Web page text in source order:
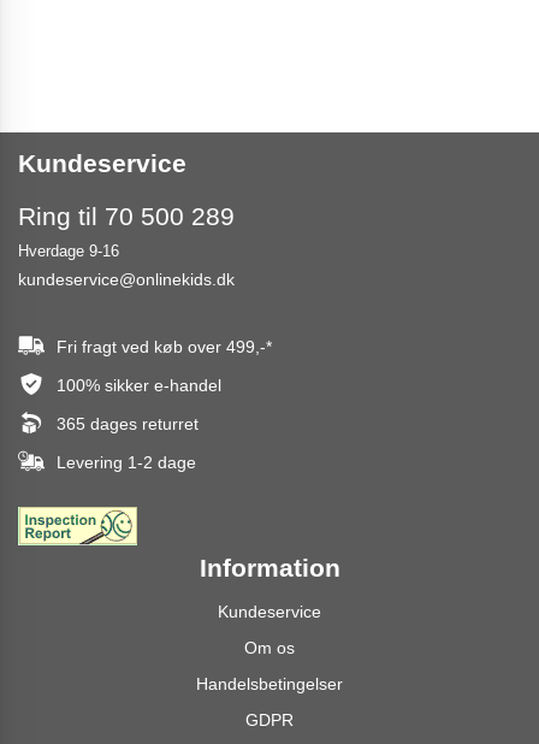
Kundeservice
Ring til 70 500 289
Hverdage 9-16
kundeservice@onlinekids.dk
Fri fragt ved køb over 499,-*
100% sikker e-handel
365 dages returret
Levering 1-2 dage
Information
Kundeservice
Om os
Handelsbetingelser
GDPR